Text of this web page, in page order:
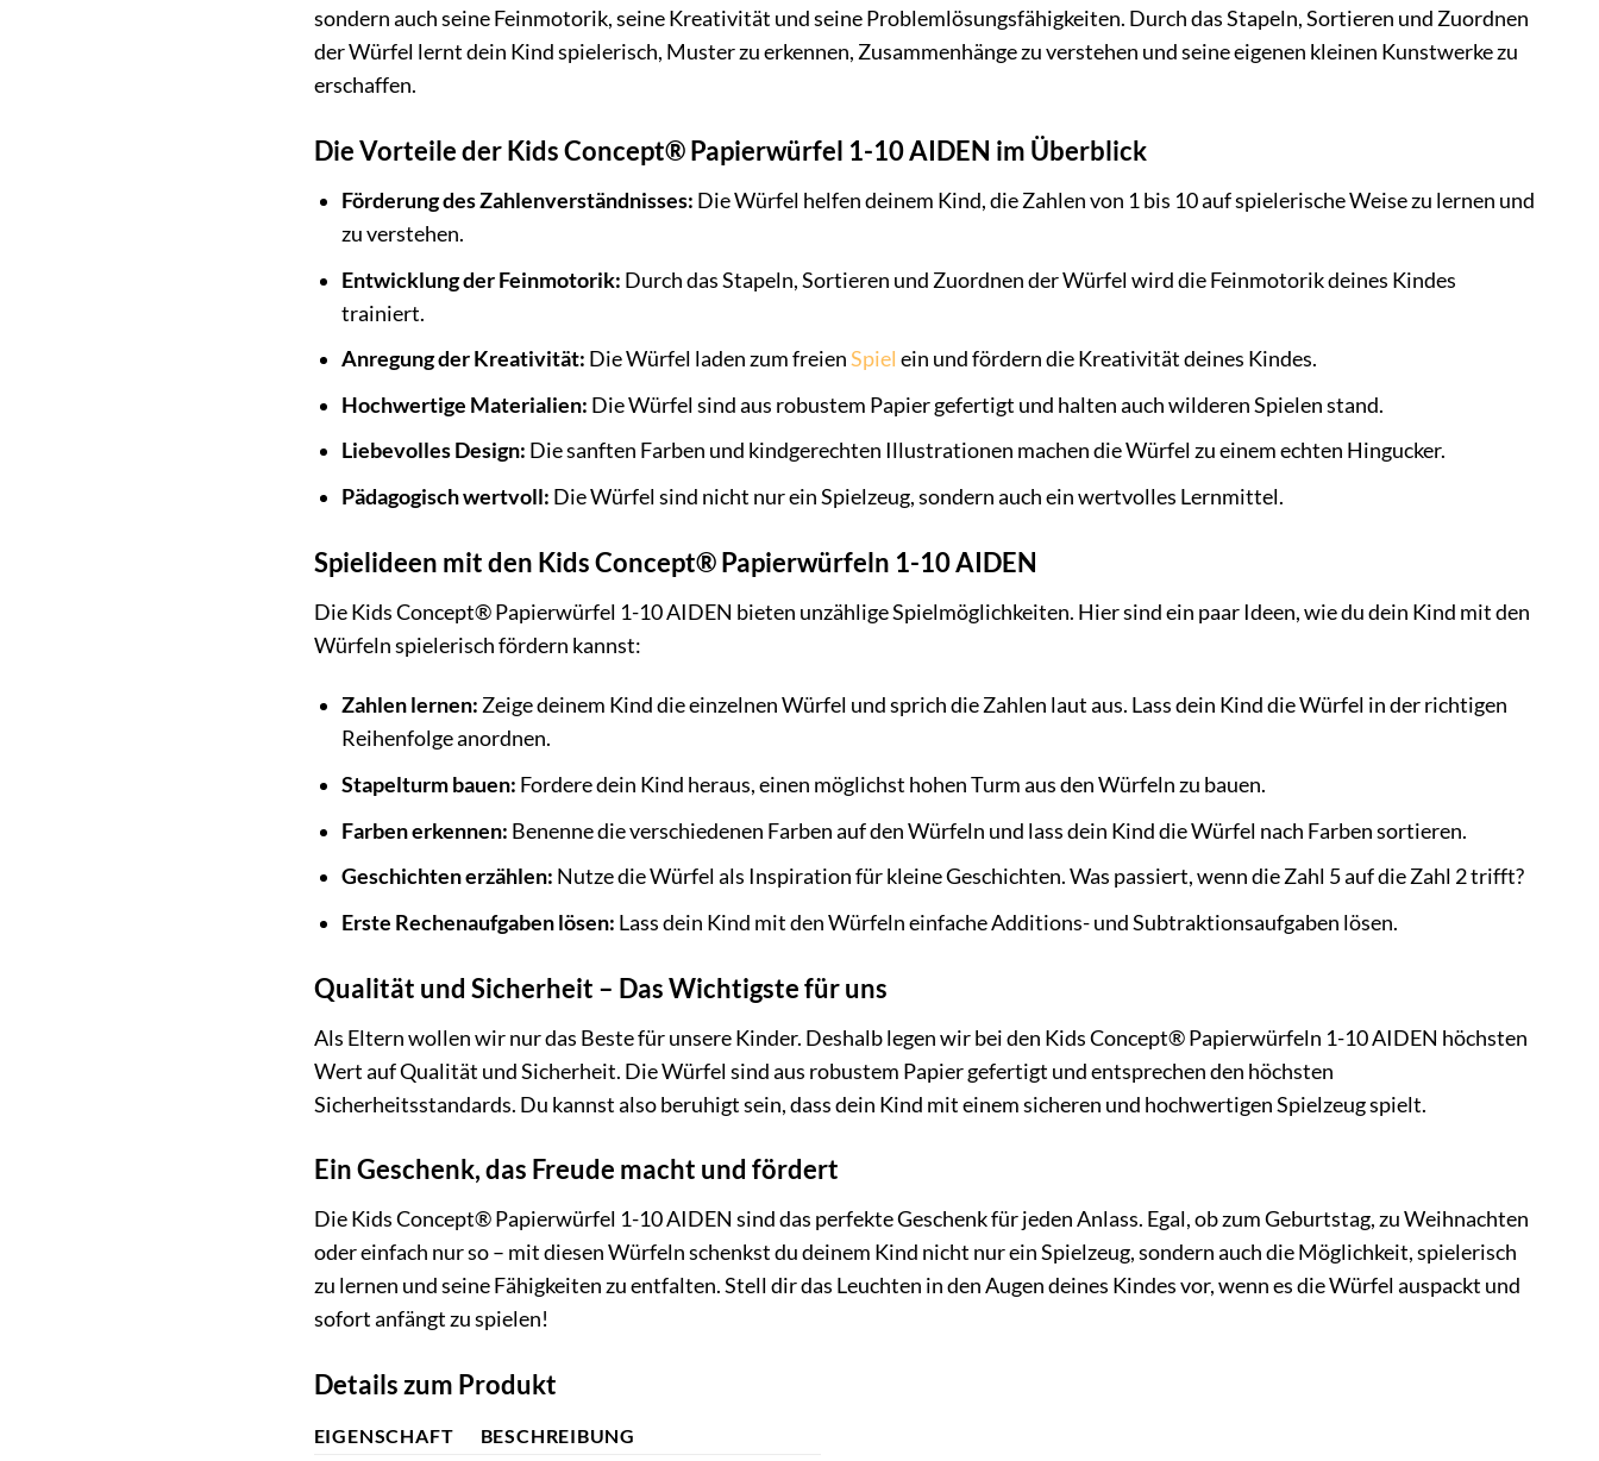
sondern auch seine Feinmotorik, seine Kreativität und seine Problemlösungsfähigkeiten. Durch das Stapeln, Sortieren und Zuordnen
der Würfel lernt dein Kind spielerisch, Muster zu erkennen, Zusammenhänge zu verstehen und seine eigenen kleinen Kunstwerke zu
erschaffen.
Die Vorteile der Kids Concept® Papierwürfel 1-10 AIDEN im Überblick
Förderung des Zahlenverständnisses: Die Würfel helfen deinem Kind, die Zahlen von 1 bis 10 auf spielerische Weise zu lernen und
zu verstehen.
Entwicklung der Feinmotorik: Durch das Stapeln, Sortieren und Zuordnen der Würfel wird die Feinmotorik deines Kindes
trainiert.
Anregung der Kreativität: Die Würfel laden zum freienSpiel ein und fördern die Kreativität deines Kindes.
Hochwertige Materialien: Die Würfel sind aus robustem Papier gefertigt und halten auch wilderen Spielen stand.
Liebevolles Design: Die sanften Farben und kindgerechten Illustrationen machen die Würfel zu einem echten Hingucker.
Pädagogisch wertvoll: Die Würfel sind nicht nur ein Spielzeug, sondern auch ein wertvolles Lernmittel.
Spielideen mit den Kids Concept® Papierwürfeln 1-10 AIDEN
Die Kids Concept® Papierwürfel 1-10 AIDEN bieten unzählige Spielmöglichkeiten. Hier sind ein paar Ideen, wie du dein Kind mit den
Würfeln spielerisch fördern kannst:
Zahlen lernen:Zeige deinem Kind die einzelnen Würfel und sprich die Zahlen laut aus. Lass dein Kind die Würfel in der richtigen
Reihenfolge anordnen.
Stapelturm bauen: Fordere dein Kind heraus, einen möglichst hohen Turm aus den Würfeln zu bauen.
Farben erkennen: Benenne die verschiedenen Farben auf den Würfeln und lass dein Kind die Würfel nach Farben sortieren.
Geschichten erzählen: Nutze die Würfel als Inspiration für kleine Geschichten. Was passiert, wenn die Zahl 5 auf die Zahl 2 trifft?
Erste Rechenaufgaben lösen: Lass dein Kind mit den Würfeln einfache Additions- und Subtraktionsaufgaben lösen.
Qualität und Sicherheit – Das Wichtigste für uns
Als Eltern wollen wir nur das Beste für unsere Kinder. Deshalb legen wir bei den Kids Concept® Papierwürfeln 1-10 AIDEN höchsten
Wert auf Qualität und Sicherheit. Die Würfel sind aus robustem Papier gefertigt und entsprechen den höchsten
Sicherheitsstandards. Du kannst also beruhigt sein, dass dein Kind mit einem sicheren und hochwertigen Spielzeug spielt.
Ein Geschenk, das Freude macht und fördert
Die Kids Concept® Papierwürfel 1-10 AIDEN sind das perfekte Geschenk für jeden Anlass. Egal, ob zum Geburtstag, zu Weihnachten
oder einfach nur so – mit diesen Würfeln schenkst du deinem Kind nicht nur ein Spielzeug, sondern auch die Möglichkeit, spielerisch
zu lernen und seine Fähigkeiten zu entfalten. Stell dir das Leuchten in den Augen deines Kindes vor, wenn es die Würfel auspackt und
sofort anfängt zu spielen!
Details zum Produkt
EIGENSCHAFT
BESCHREIBUNG